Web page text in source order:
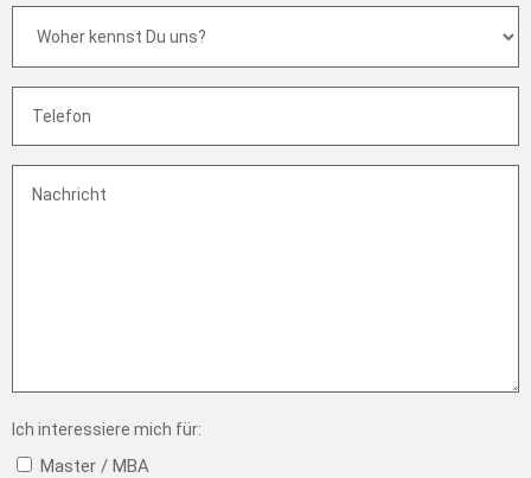
kennst
uns?
(Pflicht)
(Pflicht)
Ich interessiere mich für:
Master / MBA